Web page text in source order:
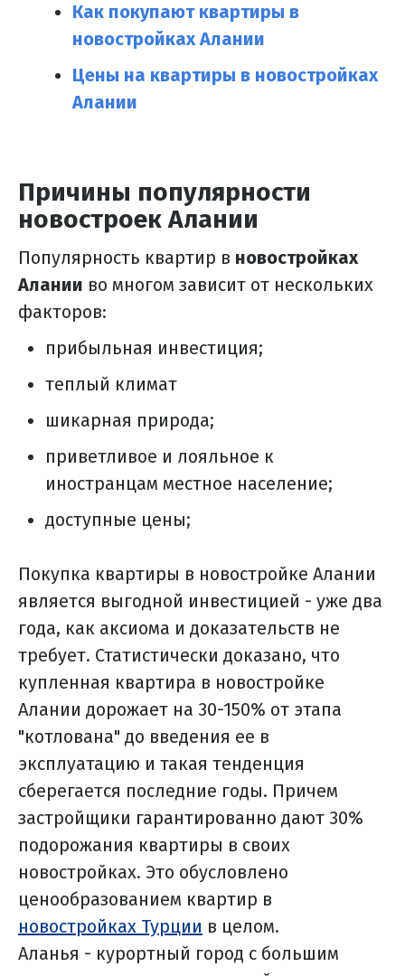
Как покупают квартиры в
новостройках Алании
Цены на квартиры в новостройках
Алании
Причины популярности
новостроек Алании
Популярность квартир в новостройках
Алании во многом зависит от нескольких
факторов:
прибыльная инвестиция;
теплый климат
шикарная природа;
приветливое и лояльное к
иностранцам местное население;
доступные цены;
Покупка квартиры в новостройке Алании
является выгодной инвестицией - уже два
года, как аксиома и доказательств не
требует. Статистически доказано, что
купленная квартира в новостройке
Алании дорожает на 30-150% от этапа
"котлована" до введения ее в
эксплуатацию и такая тенденция
сберегается последние годы. Причем
застройщики гарантированно дают 30%
подорожания квартиры в своих
новостройках. Это обусловлено
ценообразованием квартир в
новостройках Турции в целом.
Аланья - курортный город с большим